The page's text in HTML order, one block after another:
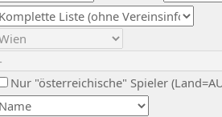
Nur "österreichische" Spieler